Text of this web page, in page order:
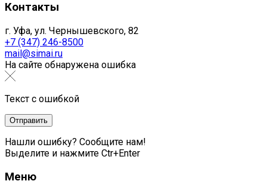
Контакты
г. Уфа, ул. Чернышевского, 82
+7 (347) 246-8500
mail@simai.ru
На сайте обнаружена ошибка
Текст с ошибкой
Нашли ошибку? Сообщите нам!
Выделите и нажмите Ctr+Enter
Меню